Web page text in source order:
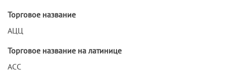
Торговое название
АЦЦ
Торговое название на латинице
ACC